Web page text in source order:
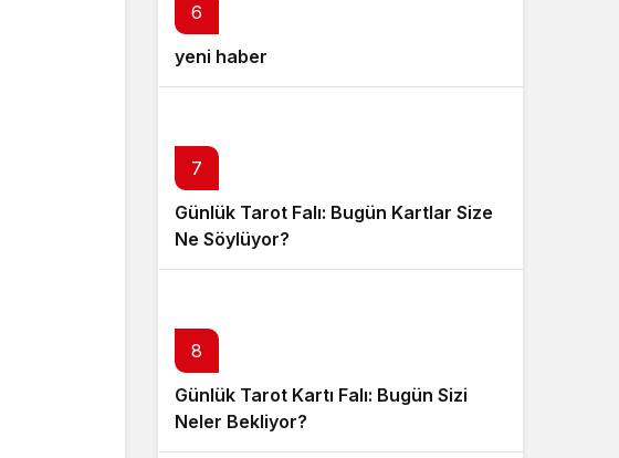
6
yeni haber
7
Günlük Tarot Falı: Bugün Kartlar Size
Ne Söylüyor?
8
Günlük Tarot Kartı Falı: Bugün Sizi
Neler Bekliyor?